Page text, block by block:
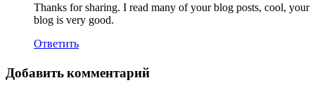
Thanks for sharing. I read many of your blog posts, cool, your
blog is very good.
Ответить
Добавить комментарий